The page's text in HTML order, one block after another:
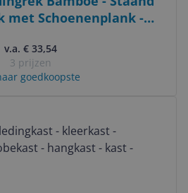
met Schoenenplank -
v.a. € 33,54
3 prijzen
goedkoopste